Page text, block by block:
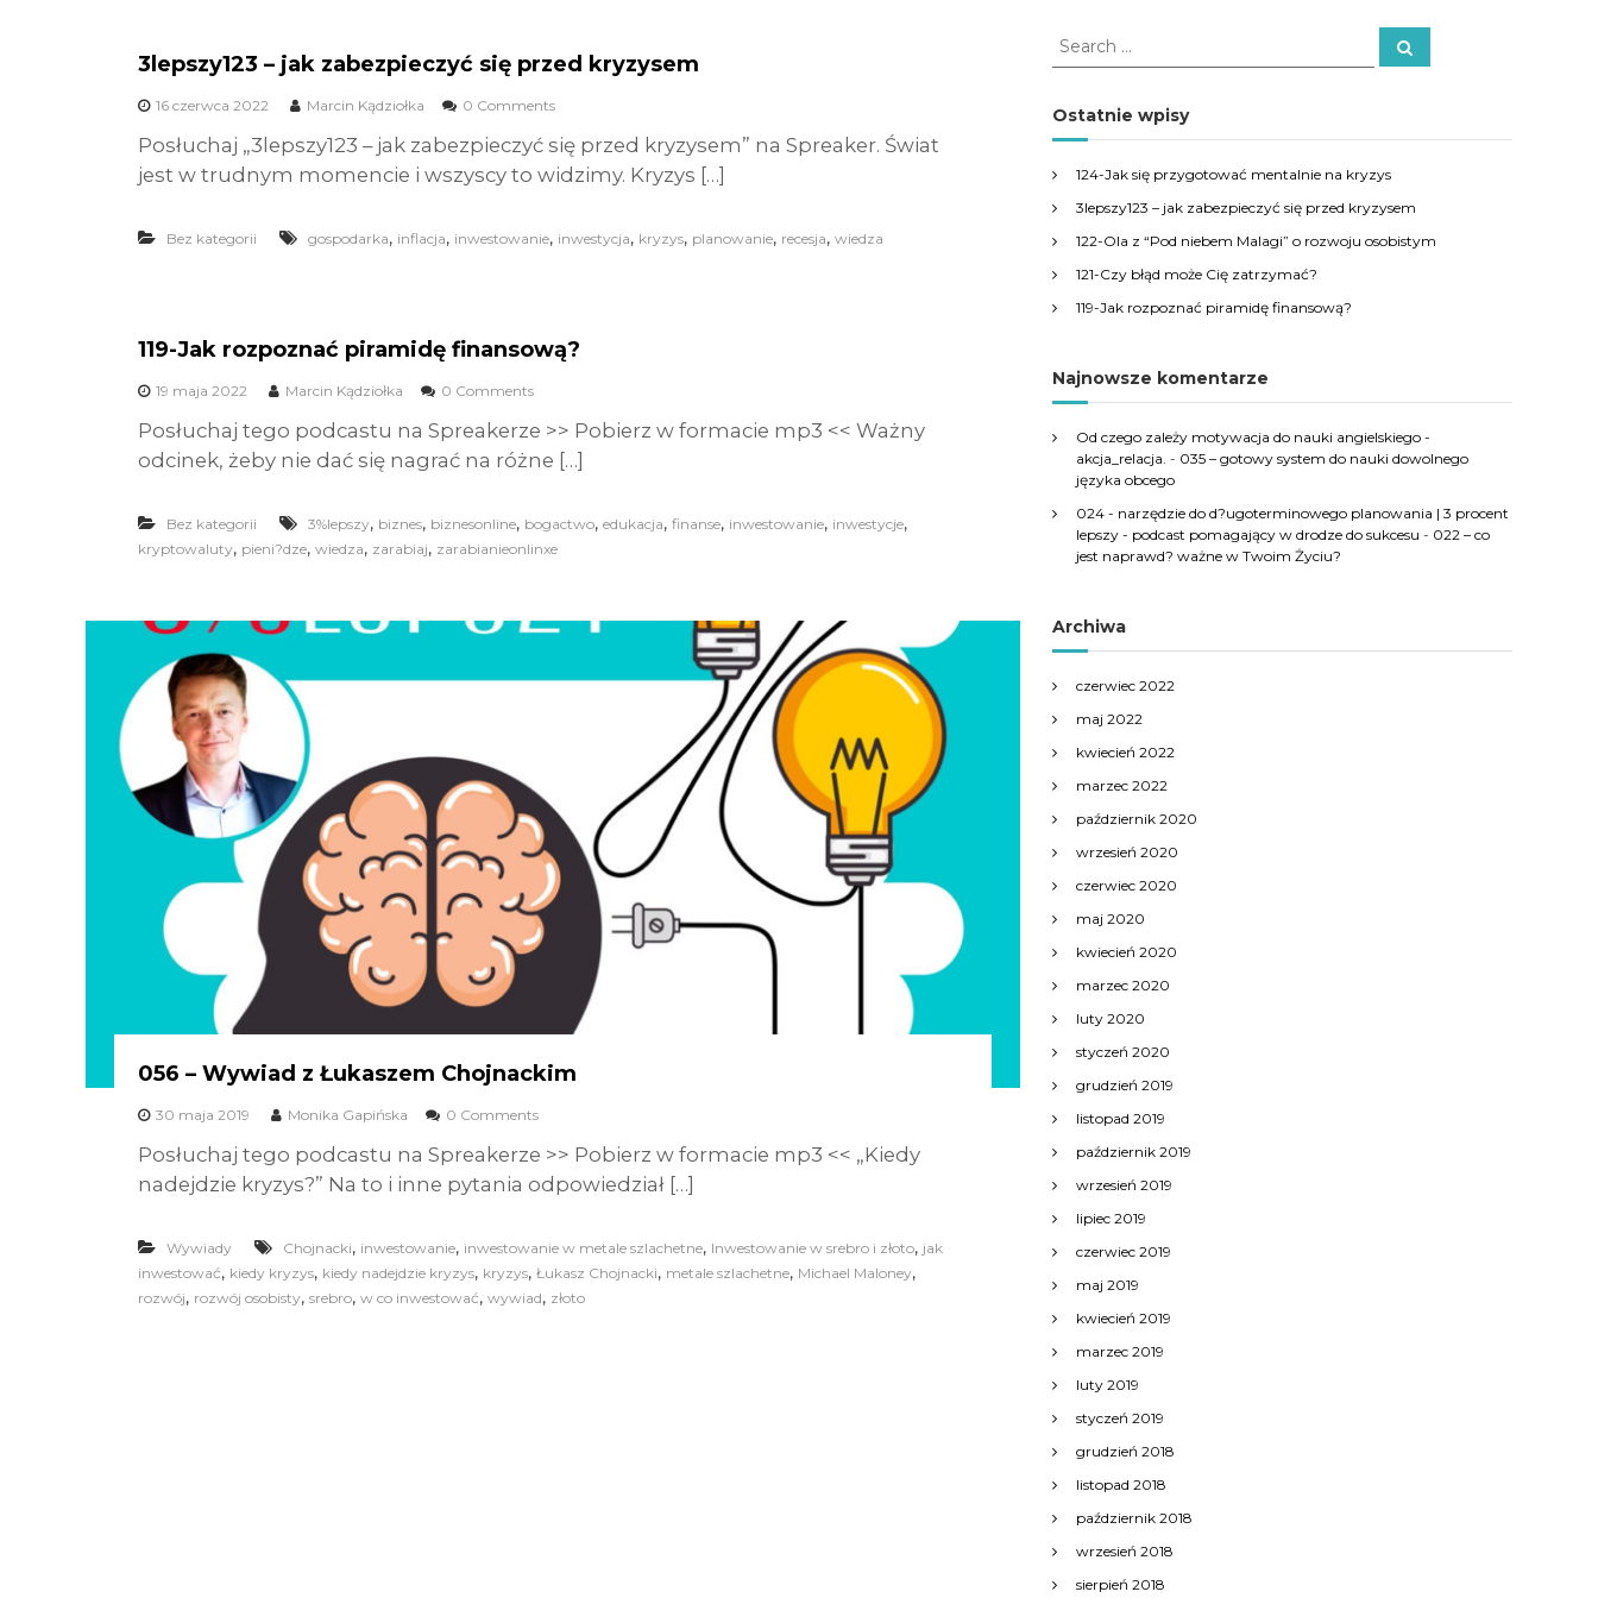
3lepszy123 – jak zabezpieczyć się przed kryzysem
16 czerwca 2022 Marcin Kądziołka 0 Comments
Posłuchaj „3lepszy123 – jak zabezpieczyć się przed kryzysem” na Spreaker. Świat
jest w trudnym momencie i wszyscy to widzimy. Kryzys […]
Bez kategorii gospodarka, inflacja, inwestowanie, inwestycja, kryzys, planowanie, recesja, wiedza
119-Jak rozpoznać piramidę finansową?
19 maja 2022 Marcin Kądziołka 0 Comments
Posłuchaj tego podcastu na Spreakerze >> Pobierz w formacie mp3 << Ważny
odcinek, żeby nie dać się nagrać na różne […]
Bez kategorii 3%lepszy, biznes, biznesonline, bogactwo, edukacja, finanse, inwestowanie, inwestycje,
kryptowaluty, pieni?dze, wiedza, zarabiaj, zarabianieonlinxe
056 – Wywiad z Łukaszem Chojnackim
30 maja 2019 Monika Gapińska 0 Comments
Posłuchaj tego podcastu na Spreakerze >> Pobierz w formacie mp3 << „Kiedy
nadejdzie kryzys?” Na to i inne pytania odpowiedział […]
Wywiady Chojnacki, inwestowanie, inwestowanie w metale szlachetne, Inwestowanie w srebro i złoto, jak
inwestować, kiedy kryzys, kiedy nadejdzie kryzys, kryzys, Łukasz Chojnacki, metale szlachetne, Michael Maloney,
rozwój, rozwój osobisty, srebro, w co inwestować, wywiad, złoto
S
e
r
c
f
o
r
S
Ostatnie wpisy
124-Jak się przygotować mentalnie na kryzys
3lepszy123 – jak zabezpieczyć się przed kryzysem
122-Ola z “Pod niebem Malagi” o rozwoju osobistym
121-Czy błąd może Cię zatrzymać?
119-Jak rozpoznać piramidę finansową?
Najnowsze komentarze
Od czego zależy motywacja do nauki angielskiego -
akcja_relacja. - 035 – gotowy system do nauki dowolnego
języka obcego
024 - narzędzie do d?ugoterminowego planowania | 3 procent
lepszy - podcast pomagający w drodze do sukcesu - 022 – co
jest naprawd? ważne w Twoim Życiu?
Archiwa
czerwiec 2022
maj 2022
kwiecień 2022
marzec 2022
październik 2020
wrzesień 2020
czerwiec 2020
maj 2020
kwiecień 2020
marzec 2020
luty 2020
styczeń 2020
grudzień 2019
listopad 2019
październik 2019
wrzesień 2019
lipiec 2019
czerwiec 2019
maj 2019
kwiecień 2019
marzec 2019
luty 2019
styczeń 2019
grudzień 2018
listopad 2018
październik 2018
wrzesień 2018
sierpień 2018